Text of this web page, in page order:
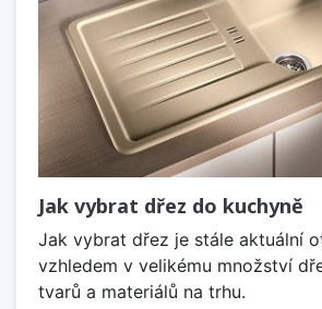
Jak vybrat dřez do kuchyně
Jak vybrat dřez je stále aktuální
vzhledem v velikému množství
tvarů a materiálů na trhu.